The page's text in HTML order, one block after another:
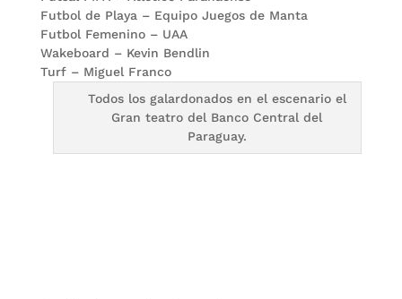
Futbol de Playa – Equipo Juegos de Manta
Futbol Femenino – UAA
Wakeboard – Kevin Bendlin
Turf – Miguel Franco
Todos los galardonados en el escenario el
Gran teatro del Banco Central del
Paraguay.